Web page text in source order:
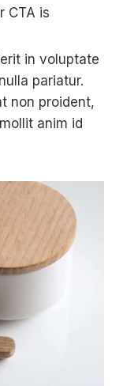
CTA is
in voluptate
pariatur.
non proident,
anim id